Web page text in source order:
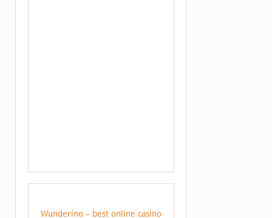
Wunderino – best online casino